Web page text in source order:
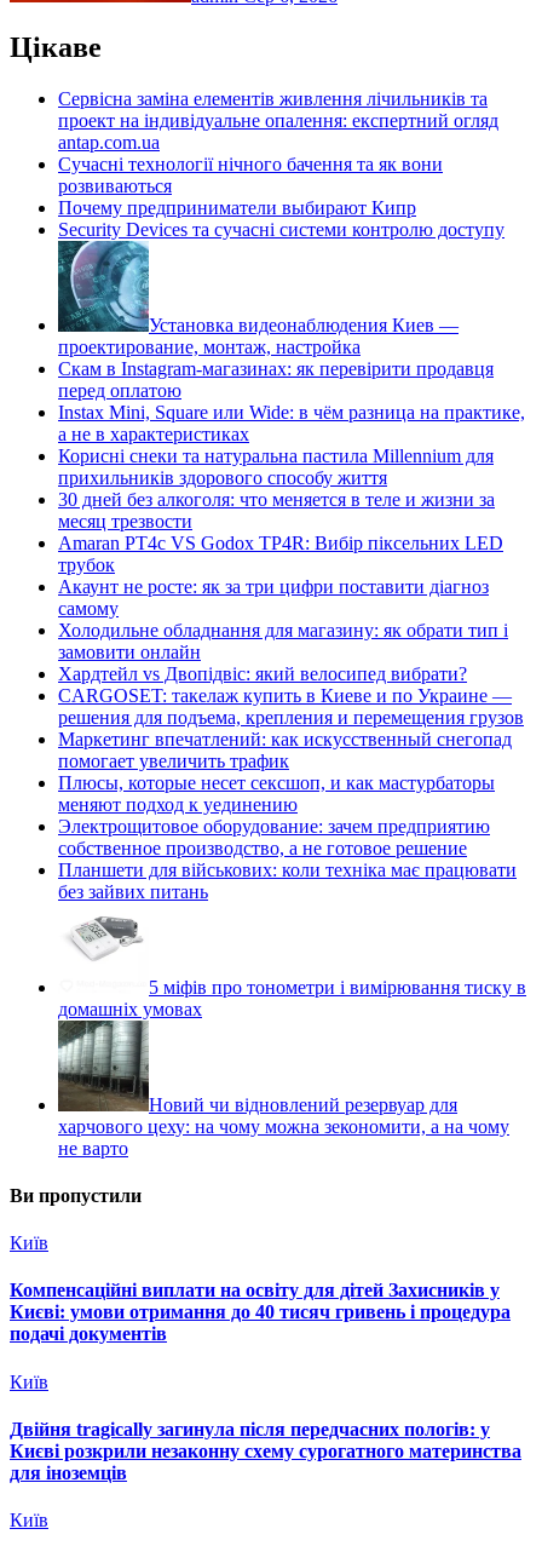
Цікаве
Сервісна заміна елементів живлення лічильників та
проект на індивідуальне опалення: експертний огляд
antap.com.ua
Сучасні технології нічного бачення та як вони
розвиваються
Почему предприниматели выбирают Кипр
Security Devices та сучасні системи контролю доступу
Установка видеонаблюдения Киев —
проектирование, монтаж, настройка
Скам в Instagram-магазинах: як перевірити продавця
перед оплатою
Instax Mini, Square или Wide: в чём разница на практике,
а не в характеристиках
Корисні снеки та натуральна пастила Millennium для
прихильників здорового способу життя
30 дней без алкоголя: что меняется в теле и жизни за
месяц трезвости
Amaran PT4c VS Godox TP4R: Вибір піксельних LED
трубок
Акаунт не росте: як за три цифри поставити діагноз
самому
Холодильне обладнання для магазину: як обрати тип і
замовити онлайн
Хардтейл vs Двопідвіс: який велосипед вибрати?
CARGOSET: такелаж купить в Киеве и по Украине —
решения для подъема, крепления и перемещения грузов
Маркетинг впечатлений: как искусственный снегопад
помогает увеличить трафик
Плюсы, которые несет сексшоп, и как мастурбаторы
меняют подход к уединению
Электрощитовое оборудование: зачем предприятию
собственное производство, а не готовое решение
Планшети для військових: коли техніка має працювати
без зайвих питань
5 міфів про тонометри і вимірювання тиску в
домашніх умовах
Новий чи відновлений резервуар для
харчового цеху: на чому можна зекономити, а на чому
не варто
Ви пропустили
Київ
Компенсаційні виплати на освіту для дітей Захисників у
Києві: умови отримання до 40 тисяч гривень і процедура
подачі документів
Київ
Двійня tragically загинула після передчасних пологів: у
Києві розкрили незаконну схему сурогатного материнства
для іноземців
Київ